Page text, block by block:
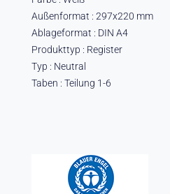
Außenformat : 297x220 mm
Ablageformat : DIN A4
Produkttyp : Register
Typ : Neutral
Taben : Teilung 1-6